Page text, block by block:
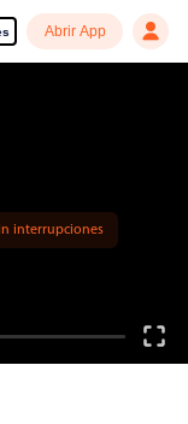
Abrir App
interrupciones